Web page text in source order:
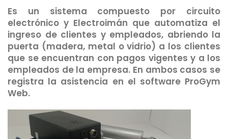
Es un sistema compuesto por circuito
electrónico y Electroimán que automatiza el
ingreso de clientes y empleados, abriendo la
puerta (madera, metal o vidrio) a los clientes
que se encuentran con pagos vigentes y a los
empleados de la empresa. En ambos casos se
registra la asistencia en el software ProGym
Web.